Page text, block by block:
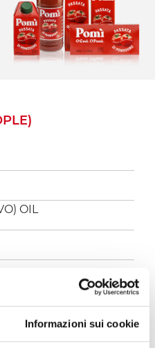
Informazioni sui cookie
OIL